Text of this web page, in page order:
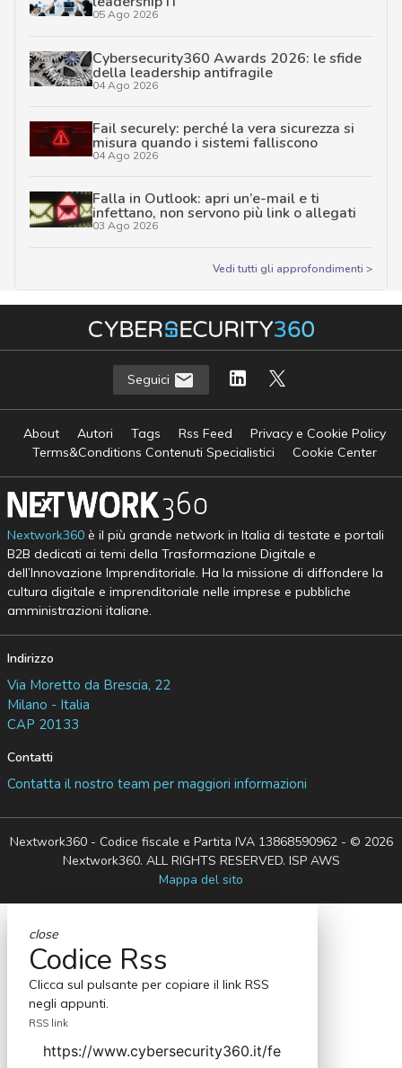
05 Ago 2026
Cybersecurity360 Awards 2026: le sfide
della leadership antifragile
04 Ago 2026
Fail securely: perché la vera sicurezza si
misura quando i sistemi falliscono
04 Ago 2026
Falla in Outlook: apri un’e-mail e ti
infettano, non servono più link o allegati
03 Ago 2026
Vedi tutti gli approfondimenti >
Seguici
About Autori Tags Rss Feed
Privacy e Cookie Policy
Terms&Conditions Contenuti Specialistici
Cookie Center
Nextwork360è il più grande network in Italia di testate e portali
B2B dedicati ai temi della Trasformazione Digitale e
dell’Innovazione Imprenditoriale. Ha la missione di diffondere la
cultura digitale e imprenditoriale nelle imprese e pubbliche
amministrazioni italiane.
Indirizzo
Via Moretto da Brescia, 22
Milano - Italia
CAP 20133
Contatti
Contatta il nostro team per maggiori informazioni
Nextwork360 - Codice fiscale e Partita IVA 13868590962 - © 2026
Nextwork360. ALL RIGHTS RESERVED. ISP AWS
Mappa del sito
close
Codice Rss
Clicca sul pulsante per copiare il link RSS
negli appunti.
RSS link